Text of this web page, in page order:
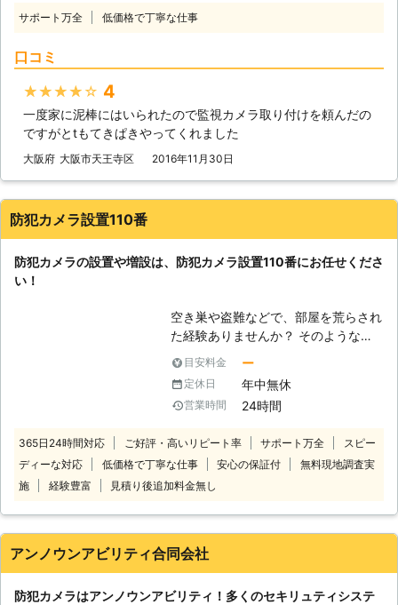
カメラを設置しておくことで、犯罪を
未然に防ぐことが期待できるほか、不
す。
るだけで、あらゆる被害を追い返す抑
があります。監視カメラは対象となる
箇所を監視する役割にあるため、対象
となる人物に気づかれないよう目立ち
に設置することで、侵入窃盗犯やスト
罪の検挙にも大きな貢献ができること
から、住宅周辺の脅威を取り去ること
もできるのです。私たちトータルプラ
ンでは、監視カメラ設置作業を中心
に、幅広い業務を展開しております。
住宅の安全を守るためにも、是非監視
カメラ設置をご検討ください！
サポート万全 低価格で丁寧な仕事
口コミ
★★★★★ 4
一度家に泥棒にはいられたので監視カメラ取り付けを頼んだの
ですがとtもてきぱきやってくれました
大阪府 大阪市天王寺区 2016年11月30日
防犯カメラ設置110番
防犯カメラの設置や増設は、防犯カメラ設置110番にお任せくださ
い！
空き巣や盗難などで、部屋を荒らされ
た経験ありませんか？ そのような被
害を再び出さないためにも、防犯カメ
ラの設置を考えている人もいるのでは
ないでしょうか。 そのよう時は防犯
カメラ設置110番にお任せください！
も、防犯対策となります。 また、イ
タズラや空き巣の被害があった時に
は、証拠が残っていることも。 この
さまざまな効果を得ることができま
らお気軽にお問い合わせください。受
付時間は24時間365日休まず、受け
付けております。 緊急の場合でも、
目安料金 ー
定休日 年中無休
営業時間 24時間
365日24時間対応 ご好評・高いリピート率 サポート万全
スピー
ディーな対応
低価格で丁寧な仕事 安心の保証付
無料現地調査実
施
経験豊富 見積り後追加料金無し
アンノウンアビリティ合同会社
防犯カメラはアンノウンアビリティ！多くのセキリュティシステ